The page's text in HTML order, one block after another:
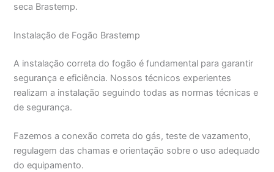
seca Brastemp.
Instalação de Fogão Brastemp
A instalação correta do fogão é fundamental para garantir
segurança e eficiência. Nossos técnicos experientes
realizam a instalação seguindo todas as normas técnicas e
de segurança.
Fazemos a conexão correta do gás, teste de vazamento,
regulagem das chamas e orientação sobre o uso adequado
do equipamento.